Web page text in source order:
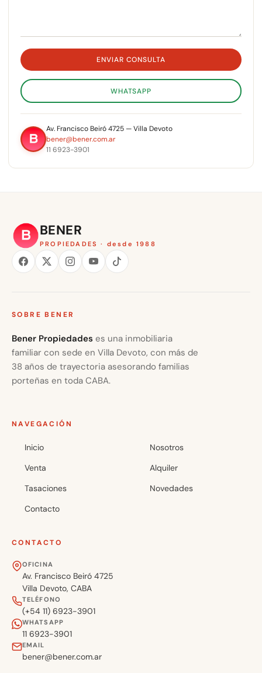
ENVIAR CONSULTA
WHATSAPP
Av. Francisco Beiró 4725 — Villa Devoto
bener@bener.com.ar
11 6923-3901
BENER
PROPIEDADES · desde 1988
SOBRE BENER
Bener Propiedades es una inmobiliaria
familiar con sede en Villa Devoto, con más de
38 años de trayectoria asesorando familias
porteñas en toda CABA.
NAVEGACIÓN
Inicio
Nosotros
Venta
Alquiler
Tasaciones
Novedades
Contacto
CONTACTO
OFICINA
Av. Francisco Beiró 4725
Villa Devoto, CABA
TELÉFONO
(+54 11) 6923-3901
WHATSAPP
11 6923-3901
EMAIL
bener@bener.com.ar